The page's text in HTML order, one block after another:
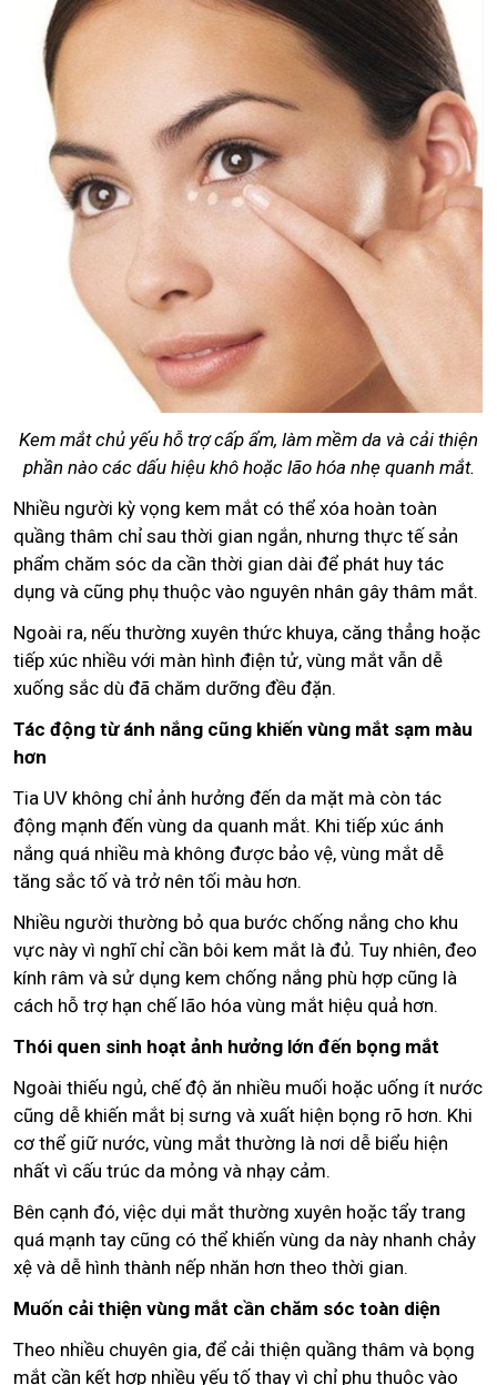
Kem mắt chủ yếu hỗ trợ cấp ẩm, làm mềm da và cải thiện
phần nào các dấu hiệu khô hoặc lão hóa nhẹ quanh mắt.
Nhiều người kỳ vọng kem mắt có thể xóa hoàn toàn
quầng thâm chỉ sau thời gian ngắn, nhưng thực tế sản
phẩm chăm sóc da cần thời gian dài để phát huy tác
dụng và cũng phụ thuộc vào nguyên nhân gây thâm mắt.
Ngoài ra, nếu thường xuyên thức khuya, căng thẳng hoặc
tiếp xúc nhiều với màn hình điện tử, vùng mắt vẫn dễ
xuống sắc dù đã chăm dưỡng đều đặn.
Tác động từ ánh nắng cũng khiến vùng mắt sạm màu
hơn
Tia UV không chỉ ảnh hưởng đến da mặt mà còn tác
động mạnh đến vùng da quanh mắt. Khi tiếp xúc ánh
nắng quá nhiều mà không được bảo vệ, vùng mắt dễ
tăng sắc tố và trở nên tối màu hơn.
Nhiều người thường bỏ qua bước chống nắng cho khu
vực này vì nghĩ chỉ cần bôi kem mắt là đủ. Tuy nhiên, đeo
kính râm và sử dụng kem chống nắng phù hợp cũng là
cách hỗ trợ hạn chế lão hóa vùng mắt hiệu quả hơn.
Thói quen sinh hoạt ảnh hưởng lớn đến bọng mắt
Ngoài thiếu ngủ, chế độ ăn nhiều muối hoặc uống ít nước
cũng dễ khiến mắt bị sưng và xuất hiện bọng rõ hơn. Khi
cơ thể giữ nước, vùng mắt thường là nơi dễ biểu hiện
nhất vì cấu trúc da mỏng và nhạy cảm.
Bên cạnh đó, việc dụi mắt thường xuyên hoặc tẩy trang
quá mạnh tay cũng có thể khiến vùng da này nhanh chảy
xệ và dễ hình thành nếp nhăn hơn theo thời gian.
Muốn cải thiện vùng mắt cần chăm sóc toàn diện
Theo nhiều chuyên gia, để cải thiện quầng thâm và bọng
mắt cần kết hợp nhiều yếu tố thay vì chỉ phụ thuộc vào